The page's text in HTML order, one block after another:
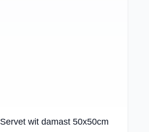
Servet wit damast 50x50cm